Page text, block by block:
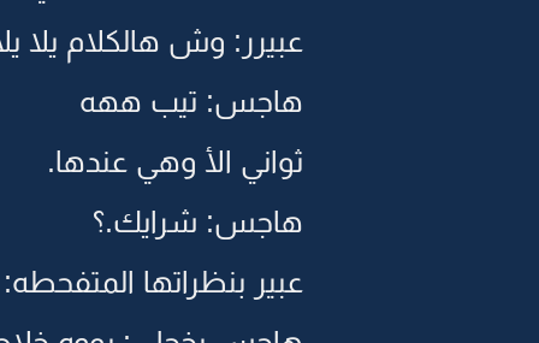
عبيرر: وش هالكلام يلا
هاجس: تيب ههه
ثواني الأ وهي عندها.
هاجس: شرايك.؟
عبير بنظراتها